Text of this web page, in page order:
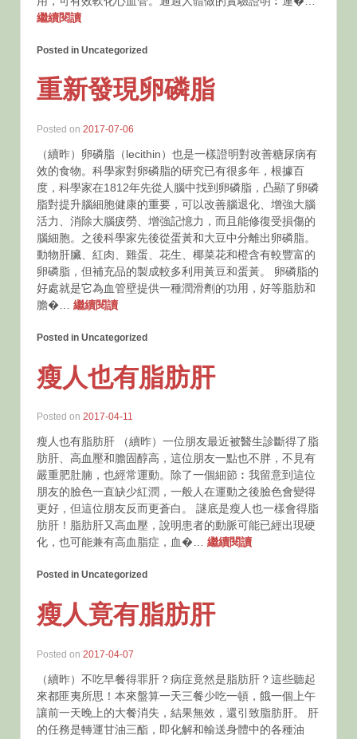
繼續閱讀
Posted in Uncategorized
重新發現卵磷脂
Posted on 2017-07-06
（續昨）卵磷脂（lecithin）也是一樣證明對改善糖尿病有
效的食物。科學家對卵磷脂的研究已有很多年，根據百
度，科學家在1812年先從人腦中找到卵磷脂，凸顯了卵磷
脂對提升腦細胞健康的重要，可以改善腦退化、增強大腦
活力、消除大腦疲勞、增強記憶力，而且能修復受損傷的
腦細胞。之後科學家先後從蛋黃和大豆中分離出卵磷脂。
動物肝臟、紅肉、雞蛋、花生、椰菜花和橙含有較豐富的
卵磷脂，但補充品的製成較多利用黃豆和蛋黃。 卵磷脂的
好處就是它為血管壁提供一種潤滑劑的功用，好等脂肪和
膽�… 繼續閱讀
Posted in Uncategorized
瘦人也有脂肪肝
Posted on 2017-04-11
瘦人也有脂肪肝 （續昨）一位朋友最近被醫生診斷得了脂
肪肝、高血壓和膽固醇高，這位朋友一點也不胖，不見有
嚴重肥肚腩，也經常運動。除了一個細節︰我留意到這位
朋友的臉色一直缺少紅潤，一般人在運動之後臉色會變得
更好，但這位朋友反而更蒼白。 謎底是瘦人也一樣會得脂
肪肝！脂肪肝又高血壓，說明患者的動脈可能已經出現硬
化，也可能兼有高血脂症，血�… 繼續閱讀
Posted in Uncategorized
瘦人竟有脂肪肝
Posted on 2017-04-07
（續昨）不吃早餐得罪肝？病症竟然是脂肪肝？這些聽起
來都匪夷所思！本來盤算一天三餐少吃一頓，餓一個上午
讓前一天晚上的大餐消失，結果無效，還引致脂肪肝。 肝
的任務是轉運甘油三酯，即化解和輸送身體中的各種油